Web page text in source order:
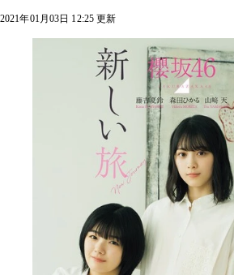
2021年01月03日 12:25 更新